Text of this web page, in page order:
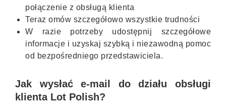
połączenie z obsługą klienta
Teraz omów szczegółowo wszystkie trudności
W razie potrzeby udostępnij szczegółowe
informacje i uzyskaj szybką i niezawodną pomoc
od bezpośredniego przedstawiciela.
Jak wysłać e-mail do działu obsługi
klienta Lot Polish?